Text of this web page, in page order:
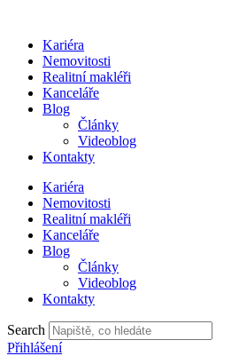
obsahuKariéra
Nemovitosti
Realitní makléři
Kanceláře
Blog
Články
Videoblog
Kontakty
Kariéra
Nemovitosti
Realitní makléři
Kanceláře
Blog
Články
Videoblog
Kontakty
Search
Přihlášení